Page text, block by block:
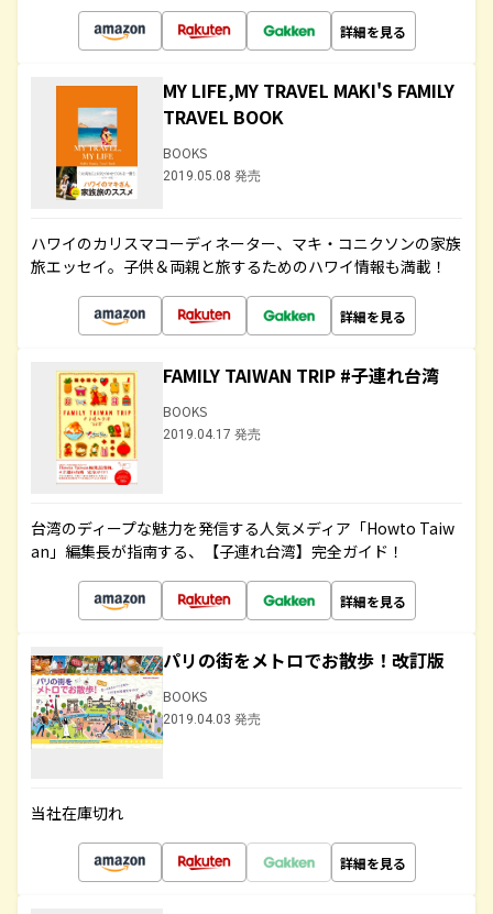
詳細を見る
MY LIFE,MY TRAVEL MAKI'S FAMILY
TRAVEL BOOK
BOOKS
2019.05.08 発売
ハワイのカリスマコーディネーター、マキ・コニクソンの家族
旅エッセイ。子供＆両親と旅するためのハワイ情報も満載！
詳細を見る
FAMILY TAIWAN TRIP #子連れ台湾
BOOKS
2019.04.17 発売
台湾のディープな魅力を発信する人気メディア「Howto Taiw
an」編集長が指南する、【子連れ台湾】完全ガイド！
詳細を見る
パリの街をメトロでお散歩！改訂版
BOOKS
2019.04.03 発売
当社在庫切れ
詳細を見る